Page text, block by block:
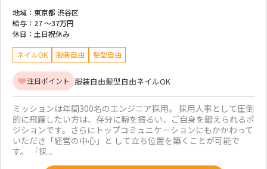
地域： 東京都 渋谷区
給与： 27 ～37万円
休日： 土日祝休み
ネイルOK 服装自由 髪型自由
注目ポイント 服装自由髪型自由ネイルOK
ミッションは年間300名のエンジニア採用。 採用人事として圧倒
的に飛躍したい方は、存分に腕を振るい、ご自身を鍛えられるポ
ジションです。さらにトップコミュニケーションにもかかわって
いただき「経営の中心」と して立ち位置を築くことが可能で
す。 「採...